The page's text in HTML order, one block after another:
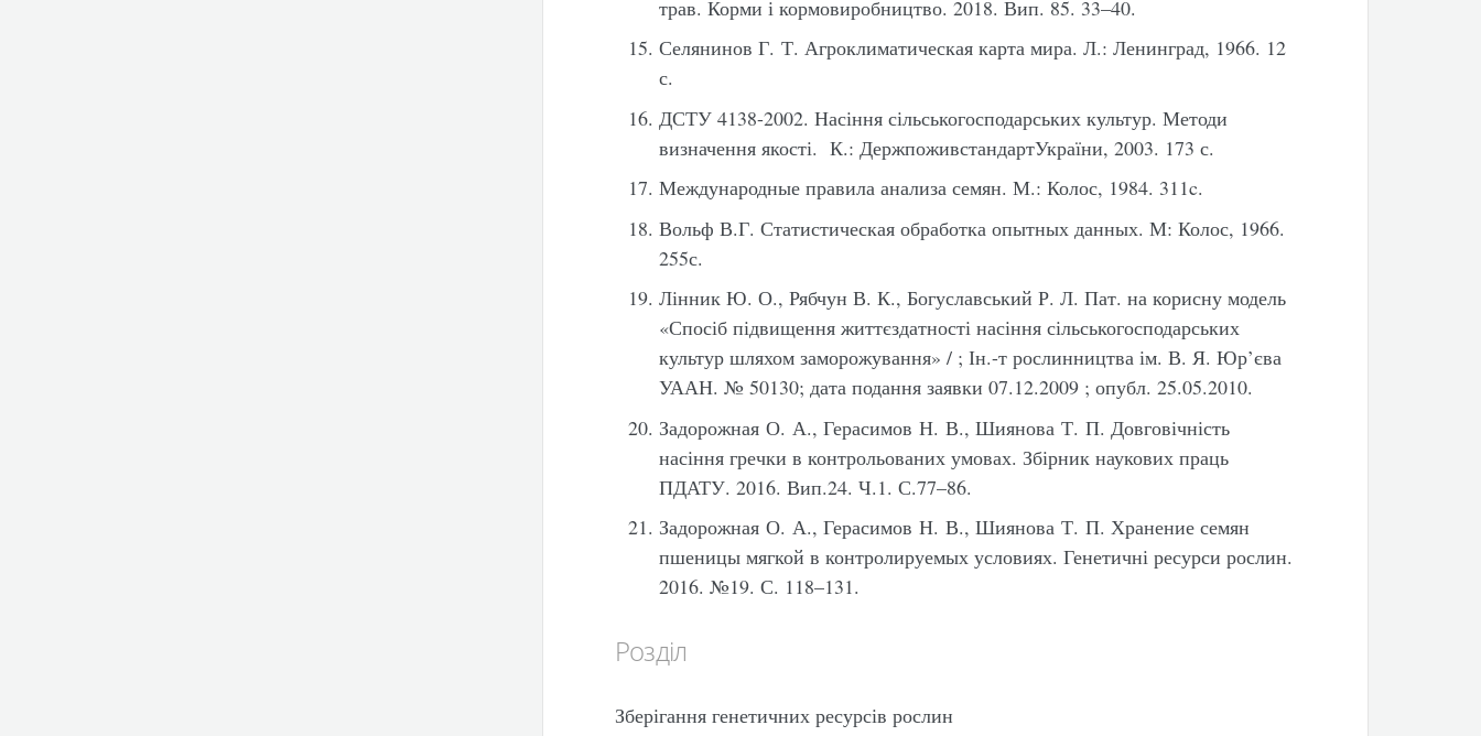
трав. Корми і кормовиробництво. 2018. Вип. 85. 33–40.
Селянинов Г. Т. Агроклиматическая карта мира. Л.: Ленинград, 1966. 12
с.
ДСТУ 4138-2002. Насіння сільськогосподарських культур. Методи
визначення якості. К.: ДержпоживстандартУкраїни, 2003. 173 с.
Международные правила анализа семян. М.: Колос, 1984. 311c.
Вольф В.Г. Статистическая обработка опытных данных. М: Колос, 1966.
255с.
Лінник Ю. О., Рябчун В. К., Богуславський Р. Л. Пат. на корисну модель
«Спосіб підвищення життєздатності насіння сільськогосподарських
культур шляхом заморожування» / ; Ін.-т рослинництва ім. В. Я. Юр’єва
УААН. № 50130; дата подання заявки 07.12.2009 ; опубл. 25.05.2010.
Задорожная О. А., Герасимов Н. В., Шиянова Т. П. Довговічність
насіння гречки в контрольованих умовах. Збірник наукових праць
ПДАТУ. 2016. Вип.24. Ч.1. С.77–86.
Задорожная О. А., Герасимов Н. В., Шиянова Т. П. Хранение семян
пшеницы мягкой в контролируемых условиях. Генетичні ресурси рослин.
2016. №19. С. 118–131.
Розділ
Зберігання генетичних ресурсів рослин